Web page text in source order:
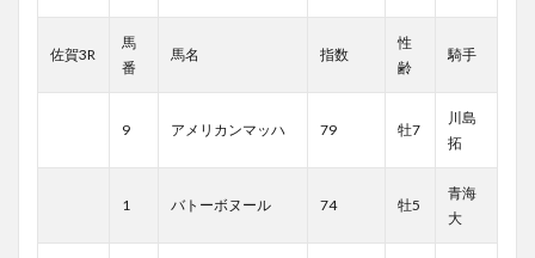
佐賀3R
馬
番
馬名 指数
性
齢
騎手
9 アメリカンマッハ 79 牡7
川島
拓
1 バトーボヌール 74 牡5
青海
大